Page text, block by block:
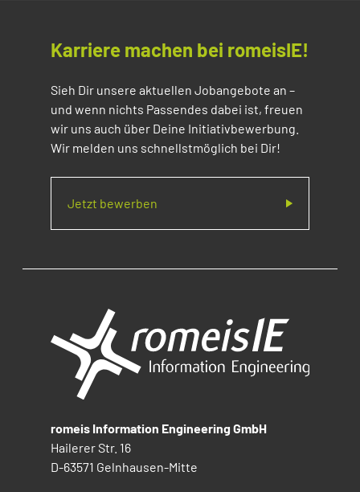
Karriere machen bei romeisIE!
Sieh Dir unsere aktuellen Jobangebote an –
und wenn nichts Passendes dabei ist, freuen
wir uns auch über Deine Initiativbewerbung.
Wir melden uns schnellstmöglich bei Dir!
Jetzt bewerben
romeis Information Engineering GmbH
Hailerer Str. 16
D-63571 Gelnhausen-Mitte